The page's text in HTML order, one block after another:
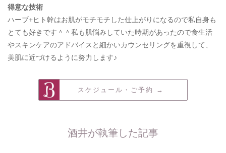
得意な技術
ハーブ+ヒト幹はお肌がモチモチした仕上がりになるので私自身も
とても好きです＾＾私も肌悩みしていた時期があったので食生活
やスキンケアのアドバイスと細かいカウンセリングを重視して、
美肌に近づけるように努力します♪
スケジュール・ご予約 →
酒井が執筆した記事